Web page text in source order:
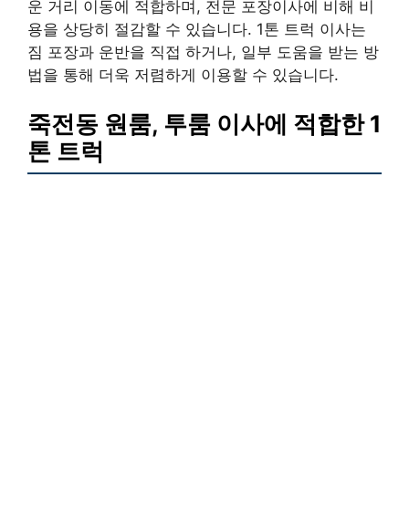
운 거리 이동에 적합하며, 전문 포장이사에 비해 비
용을 상당히 절감할 수 있습니다. 1톤 트럭 이사는
짐 포장과 운반을 직접 하거나, 일부 도움을 받는 방
법을 통해 더욱 저렴하게 이용할 수 있습니다.
죽전동 원룸, 투룸 이사에 적합한 1
톤 트럭